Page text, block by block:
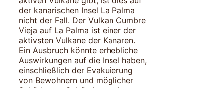
der kanarischen Insel La Palma
nicht der Fall. Der Vulkan Cumbre
Vieja auf La Palma ist einer der
aktivsten Vulkane der Kanaren.
Ein Ausbruch könnte erhebliche
Auswirkungen auf die Insel haben,
einschließlich der Evakuierung
von Bewohnern und möglicher